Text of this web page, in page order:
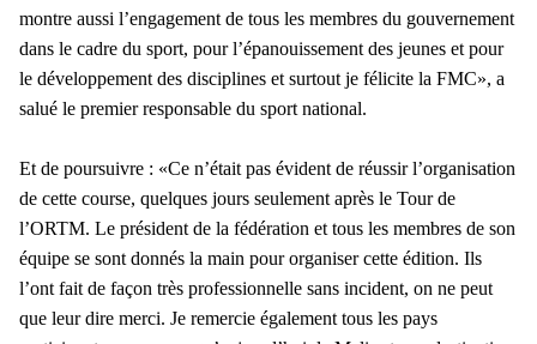
montre aussi l’engagement de tous les membres du gouvernement
dans le cadre du sport, pour l’épanouissement des jeunes et pour
le développement des disciplines et surtout je félicite la FMC», a
salué le premier responsable du sport national.
Et de poursuivre : «Ce n’était pas évident de réussir l’organisation
de cette course, quelques jours seulement après le Tour de
l’ORTM. Le président de la fédération et tous les membres de son
équipe se sont donnés la main pour organiser cette édition. Ils
l’ont fait de façon très professionnelle sans incident, on ne peut
que leur dire merci. Je remercie également tous les pays